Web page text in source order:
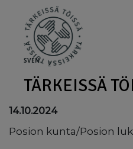
SVEN
TÄRKEISSÄ
14.10.2024
Posion kunta/Posion